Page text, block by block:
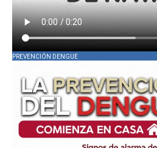
PREVENCIÓN DENGUE